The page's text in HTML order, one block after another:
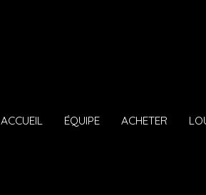
ACCUEIL ÉQUIPE ACHETER